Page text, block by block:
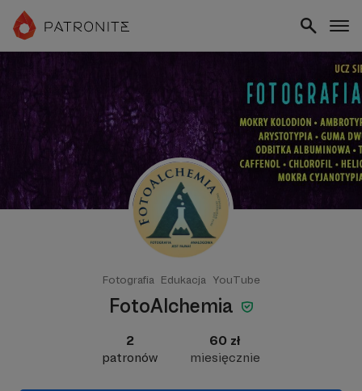
Fotografia Edukacja YouTube
FotoAlchemia
2
patronów
60 zł
miesięcznie